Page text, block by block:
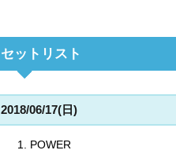
セットリスト
2018/06/17(日)
POWER